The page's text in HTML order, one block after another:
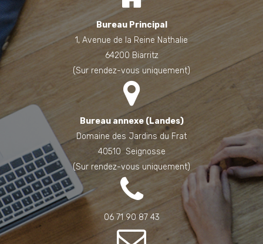
Bureau Principal
1, Avenue de la Reine Nathalie
64200 Biarritz
(Sur rendez-vous uniquement)
Bureau annexe (Landes)
Domaine des Jardins du Frat
40510 Seignosse
(Sur rendez-vous uniquement)
06 71 90 87 43